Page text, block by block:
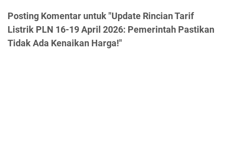
Posting Komentar untuk "Update Rincian Tarif
Listrik PLN 16-19 April 2026: Pemerintah Pastikan
Tidak Ada Kenaikan Harga!"